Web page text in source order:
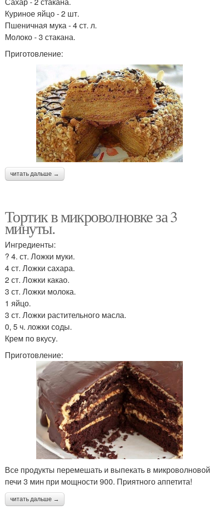
Куриное яйцо - 2 шт.
Пшеничная мука - 4 ст. л.
Молоко - 3 стакана.
Приготовление:
читать дальше →
Тортик в микроволновке за 3
минуты.
Ингредиенты:
? 4. ст. Ложки муки.
4 ст. Ложки сахара.
2 ст. Ложки какао.
3 ст. Ложки молока.
1 яйцо.
3 ст. Ложки растительного масла.
0, 5 ч. ложки соды.
Крем по вкусу.
Приготовление:
Все продукты перемешать и выпекать в микроволновой
печи 3 мин при мощности 900. Приятного аппетита!
читать дальше →